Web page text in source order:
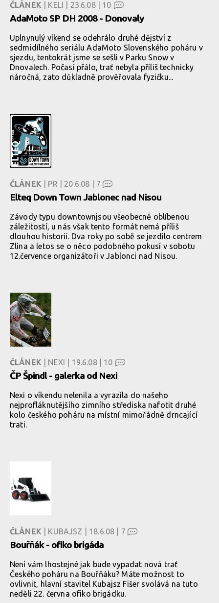
ČLÁNEK | KELI | 23.6.08 | 10
AdaMoto SP DH 2008 - Donovaly
Uplnynulý víkend se odehrálo druhé dějství z
sedmidílného seriálu AdaMoto Slovenského poháru v
sjezdu, tentokrát jsme se sešli v Parku Snow v
Dnovalech. Počasí přálo, trať nebyla příliš technicky
náročná, zato důkladně prověřovala fyzičku...
ČLÁNEK | PR | 20.6.08 | 7
Elteq Down Town Jablonec nad Nisou
Závody typu downtownjsou všeobecně oblíbenou
záležitostí, u nás však tento formát nemá příliš
dlouhou historii. Dva roky po sobě se jezdilo centrem
Zlína a letos se o něco podobného pokusí v sobotu
12.července organizátoři v Jablonci nad Nisou.
ČLÁNEK | NEXI | 19.6.08 | 10
ČP Špindl - galerka od Nexi
Nexi o víkendu nelenila a vyrazila do našeho
nejprofláknutějšího zimního střediska nafotit druhé
kolo českého poháru na místní mimořádně drncající
trati.
ČLÁNEK | KUBAJSZ | 18.6.08 | 7
Bouřňák - ofiko brigáda
Není vám lhostejné jak bude vypadat nová trať
Českého poháru na Bouřňáku? Máte možnost to
ovlivnit, hlavní stavitel Kubajsz Fišer svolává na tuto
neděli 22. června ofiko brigádku.